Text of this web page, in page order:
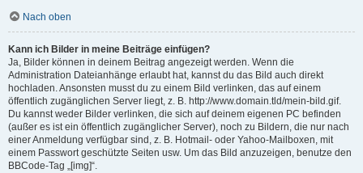
Nach oben
Kann ich Bilder in meine Beiträge einfügen?
Ja, Bilder können in deinem Beitrag angezeigt werden. Wenn die
Administration Dateianhänge erlaubt hat, kannst du das Bild auch direkt
hochladen. Ansonsten musst du zu einem Bild verlinken, das auf einem
öffentlich zugänglichen Server liegt, z. B. http://www.domain.tld/mein-bild.gif.
Du kannst weder Bilder verlinken, die sich auf deinem eigenen PC befinden
(außer es ist ein öffentlich zugänglicher Server), noch zu Bildern, die nur nach
einer Anmeldung verfügbar sind, z. B. Hotmail- oder Yahoo-Mailboxen, mit
einem Passwort geschützte Seiten usw. Um das Bild anzuzeigen, benutze den
BBCode-Tag „[img]“.